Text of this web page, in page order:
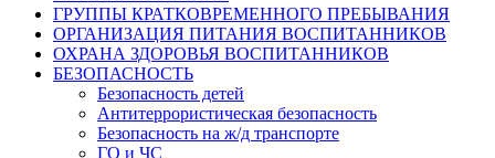
ГРУППЫ КРАТКОВРЕМЕННОГО ПРЕБЫВАНИЯ
ОРГАНИЗАЦИЯ ПИТАНИЯ ВОСПИТАННИКОВ
ОХРАНА ЗДОРОВЬЯ ВОСПИТАННИКОВ
БЕЗОПАСНОСТЬ
Безопасность детей
Антитеррористическая безопасность
Безопасность на ж/д транспорте
ГО и ЧС